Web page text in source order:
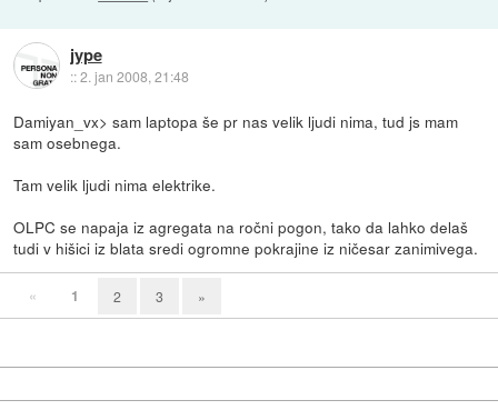
jype
::2. jan 2008, 21:48
Damiyan_vx> sam laptopa še pr nas velik ljudi nima, tud js mam
sam osebnega.
Tam velik ljudi nima elektrike.
OLPC se napaja iz agregata na ročni pogon, tako da lahko delaš
tudi v hišici iz blata sredi ogromne pokrajine iz ničesar zanimivega.
« 1 2 3 »